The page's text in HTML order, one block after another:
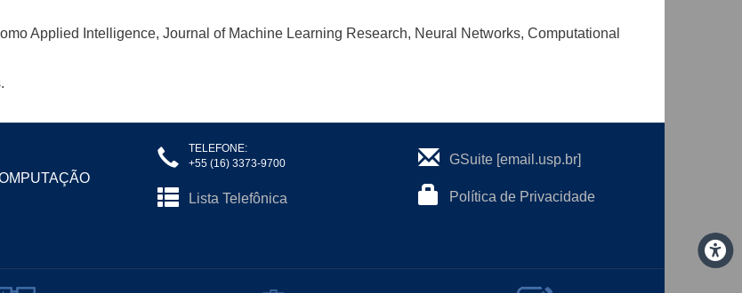
Applied Intelligence, Journal of Machine Learning Research, Neural Networks, Computational
TELEFONE:
+55 (16) 3373-9700
Lista Telefônica
GSuite [email.usp.br]
Política de Privacidade